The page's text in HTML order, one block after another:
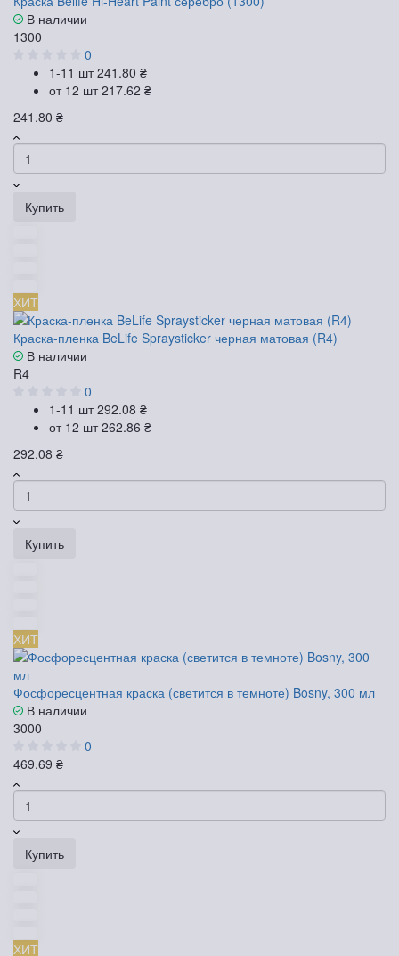
В наличии
1300
0
1-11 шт241.80 ₴
от 12 шт217.62 ₴
241.80 ₴
Купить
ХИТ
Краска-пленка BeLife Spraysticker черная матовая (R4)
В наличии
R4
0
1-11 шт292.08 ₴
от 12 шт262.86 ₴
292.08 ₴
Купить
ХИТ
Фосфоресцентная краска (светится в темноте) Bosny, 300 мл
В наличии
3000
0
469.69 ₴
Купить
ХИТ